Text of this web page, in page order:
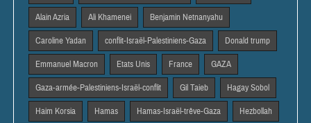
Alain Azria Ali Khamenei Benjamin Netnanyahu
Caroline Yadan conflit-Israël-Palestiniens-Gaza Donald trump
Emmanuel Macron Etats Unis France GAZA
Gaza-armée-Palestiniens-Israël-conflit Gil Taieb Hagay Sobol
Haim Korsia Hamas Hamas-Israël-trêve-Gaza Hezbollah